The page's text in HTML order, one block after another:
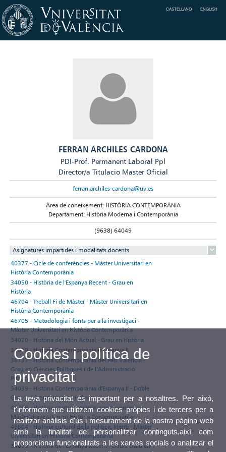
CASTELLANO ENGLISH
FERRAN ARCHILES CARDONA
PDI-Prof. Permanent Laboral Ppl
Director/a Titulacio Master Oficial
ferran.archiles-cardona@uv.es
Àrea de coneixement: HISTÒRIA CONTEMPORÀNIA
Departament: Història Moderna i Contemporània
(9638) 64049
Asignatures impartides i modalitats docents
40377 - Cicle de conferències - Màster Universitari en
Història Contemporània
34050 - Història de l'Espanya Recent - Grau en
Història
46704 - Treball Fi de Màster - Màster Universitari en
Història Contemporània
46705 - Metodologia i fonts per a la investigaci -
Màster Universitari en Història Contemporània
34020 - Història del Món Actual - Grau en Història
34039 - Història Contemporània d'Espanya II
36737 - Història Contemporània del País Valencià -
Grau en Ciències Polítiques i de l’Administració
Pública
34039 - Història Contemporània d'Espanya II - Doble
Grau en Arqueologia i Història
46706 - Història contemporània: controvèrsies, m -
Màster Universitari en Història Contemporània
46604 - Història cultural de la política. Identi - Màster
Universitari en Història Contemporània
34050 - Història de l'Espanya Recent - Doble Grau en
Cookies i política de
privacitat
La teva privacitat és important per a nosaltres. Per això,
t'informem que utilitzem cookies pròpies i de tercers per a
realitzar anàlisis d'ús i mesurament de la nostra pàgina web
amb la finalitat de personalitzar continguts,així com
proporcionar funcionalitats a les xarxes socials o analitzar el